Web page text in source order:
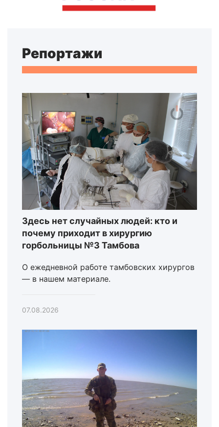
Репортажи
Здесь нет случайных людей: кто и
почему приходит в хирургию
горбольницы №3 Тамбова
О ежедневной работе тамбовских хирургов
— в нашем материале.
07.08.2026